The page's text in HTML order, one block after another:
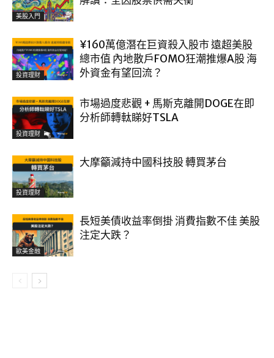
美股入門
投資理財
¥160萬億潛在巨資殺入股市 遠超美股
總市值 內地散戶FOMO狂潮推爆A股 海
外資金有望回流？
投資理財
市場過度悲觀 + 馬斯克離開DOGE在即
分析師轉軚睇好TSLA
投資理財
大摩籲減持中國科技股 轉買茅台
歐美金融
長短美債收益率倒掛 消費指數不佳 美股
注定大跌？